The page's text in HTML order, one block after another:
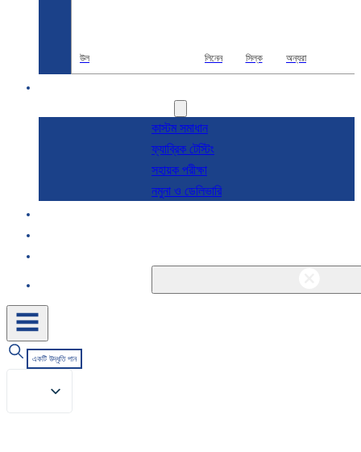
উল লিনেন সিল্ক অন্যরা
কাস্টম সমাধান
ফ্যাব্রিক টেস্টিং
সহায়ক পরীক্ষা
নমুনা ও ডেলিভারি
একটি উদ্ধৃতি পান